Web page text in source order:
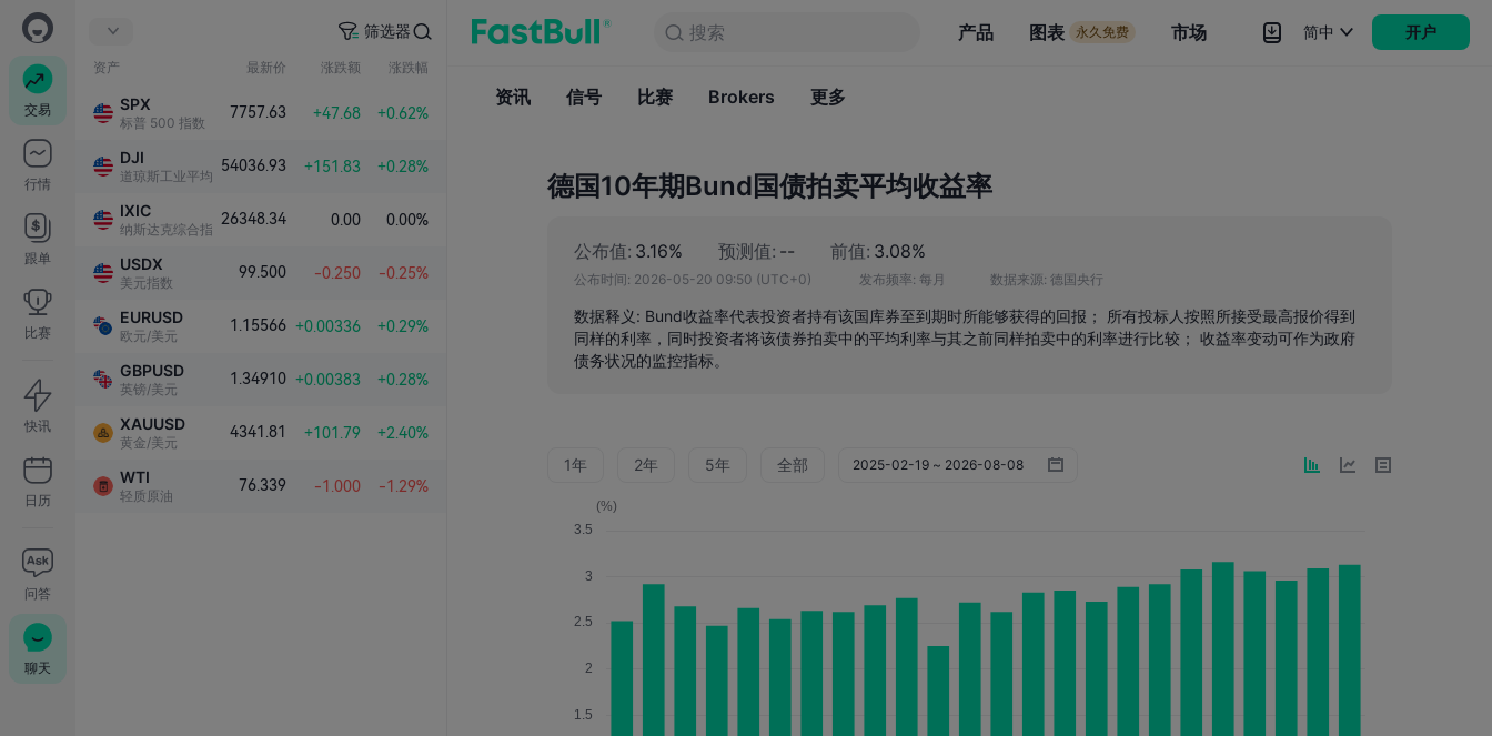
交易
行情
跟单
比赛
快讯
日历
问答
聊天
筛选器
资产 最新价 涨跌额 涨跌幅
SPX
标普 500 指数
7757.63 +47.68 +0.62%
DJI
道琼斯工业平均指数
54036.93 +151.83 +0.28%
IXIC
纳斯达克综合指数
26348.34 0.00 0.00%
USDX
美元指数
99.500 -0.250 -0.25%
EURUSD
欧元/美元
1.15566 +0.00336 +0.29%
GBPUSD
英镑/美元
1.34910 +0.00383 +0.28%
XAUUSD
黄金/美元
4341.81 +101.79 +2.40%
WTI
轻质原油
76.339 -1.000 -1.29%
搜索 产品 图表 永久免费 市场
资讯 信号
简中 开户
搜索
资讯 信号 比赛 Brokers 更多
德国10年期Bund国债拍卖平均收益率
公布值: 3.16% 预测值: -- 前值: 3.08%
公布时间: 2026-05-20 09:50 (UTC+0) 发布频率: 每月 数据来源: 德国央行
数据释义: Bund收益率代表投资者持有该国库券至到期时所能够获得的回报； 所有投标人按照所接受最高报价得到
同样的利率，同时投资者将该债券拍卖中的平均利率与其之前同样拍卖中的利率进行比较； 收益率变动可作为政府
债务状况的监控指标。
1年 2年 5年 全部